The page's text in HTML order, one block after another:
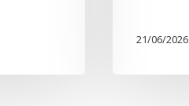
21/06/2026